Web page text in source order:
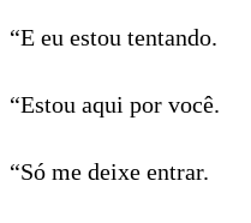
“E eu estou tentando.
“Estou aqui por você.
“Só me deixe entrar.